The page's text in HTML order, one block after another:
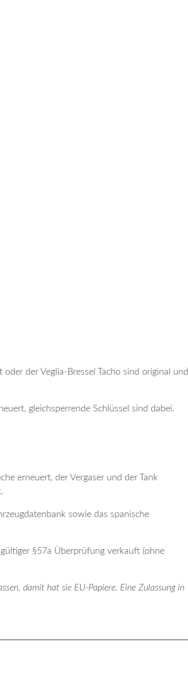
der Veglia-Bressel Tacho sind original und
gleichsperrende Schlüssel sind dabei.
erneuert, der Vergaser und der Tank
sowie das spanische
§57a Überprüfung verkauft (ohne
damit hat sie EU-Papiere. Eine Zulassung in